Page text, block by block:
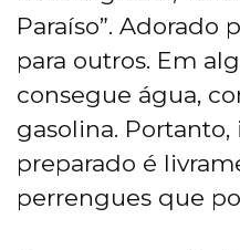
Paraíso”. Adorado
para outros. Em
consegue água,
gasolina.
preparado é
perrengues que